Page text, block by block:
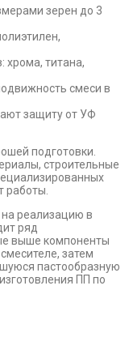
зерен до 3
хрома, титана,
смеси в
защиту от УФ
подготовки.
строительные
работы.
реализацию в
ряд
выше компоненты
затем
пастообразную
ПП по